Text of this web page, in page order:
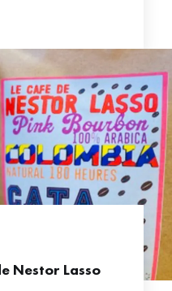
Nestor Lasso